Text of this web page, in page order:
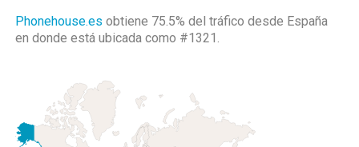
Phonehouse.es obtiene 75.5% del tráfico desde España
en donde está ubicada como #1321.